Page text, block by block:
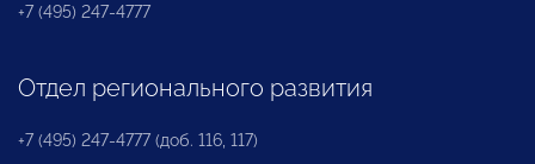
+7 (495) 247-4777
Отдел регионального развития
+7 (495) 247-4777 (доб. 116, 117)